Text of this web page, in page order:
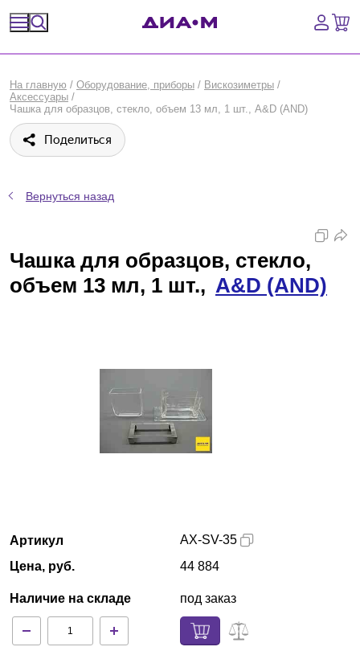
Оборудование, приборы
Расходные материалы, пластик, стекло
Библиотека
Производители
На главную / Оборудование, приборы / Вискозиметры /
Аксессуары /
Чашка для образцов, стекло, объем 13 мл, 1 шт., A&D (AND)
Поделиться
Вернуться назад
Чашка для образцов, стекло,
объем 13 мл, 1 шт., A&D (AND)
Артикул
Цена, руб.
Наличие на складе
AX-SV-35
44 884
под заказ